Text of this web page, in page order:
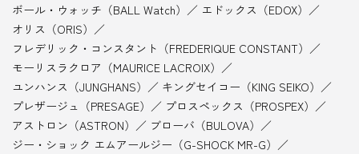
ボール・ウォッチ（BALL Watch）
エドックス（EDOX）
オリス（ORIS）
フレデリック・コンスタント（FREDERIQUE CONSTANT）
モーリスラクロア（MAURICE LACROIX）
ユンハンス（JUNGHANS）
キングセイコー（KING SEIKO）
プレザージュ（PRESAGE）
プロスペックス（PROSPEX）
アストロン（ASTRON）
ブローバ（BULOVA）
ジー・ショック エムアールジー（G-SHOCK MR-G）